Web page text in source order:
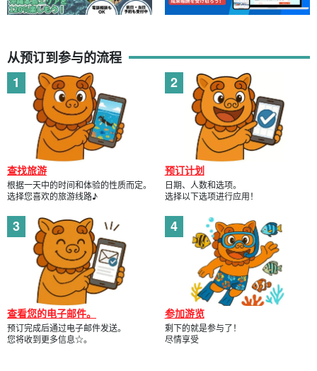
从预订到参与的流程
查找旅游
根据一天中的时间和体验的性质而定。
选择您喜欢的旅游线路♪
预订计划
日期、人数和选项。
选择以下选项进行应用！
查看您的电子邮件。
预订完成后通过电子邮件发送。
您将收到更多信息☆。
参加游览
剩下的就是参与了！
尽情享受